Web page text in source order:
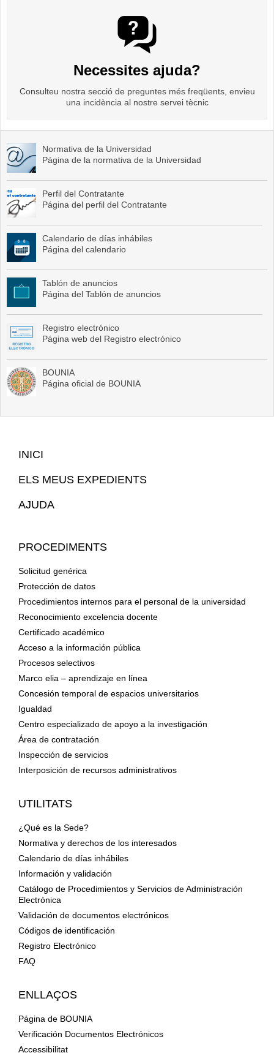
Necessites ajuda?
Consulteu nostra secció de preguntes més freqüents, envieu
una incidència al nostre servei tècnic
Normativa de la Universidad
Página de la normativa de la Universidad
Perfil del Contratante
Página del perfil del Contratante
Calendario de días inhábiles
Página del calendario
Tablón de anuncios
Página del Tablón de anuncios
Registro electrónico
Página web del Registro electrónico
BOUNIA
Página oficial de BOUNIA
Mapa
Web
INICI
ELS MEUS EXPEDIENTS
AJUDA
PROCEDIMENTS
Solicitud genérica
Protección de datos
Procedimientos internos para el personal de la universidad
Reconocimiento excelencia docente
Certificado académico
Acceso a la información pública
Procesos selectivos
Marco elia – aprendizaje en línea
Concesión temporal de espacios universitarios
Igualdad
Centro especializado de apoyo a la investigación
Área de contratación
Inspección de servicios
Interposición de recursos administrativos
UTILITATS
¿Qué es la Sede?
Normativa y derechos de los interesados
Calendario de días inhábiles
Información y validación
Catálogo de Procedimientos y Servicios de Administración
Electrónica
Validación de documentos electrónicos
Códigos de identificación
Registro Electrónico
FAQ
ENLLAÇOS
Página de BOUNIA
Verificación Documentos Electrónicos
Accessibilitat